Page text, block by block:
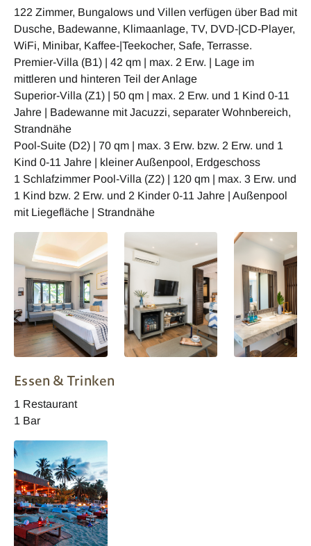
122 Zimmer, Bungalows und Villen verfügen über Bad mit
Dusche, Badewanne, Klimaanlage, TV, DVD-|CD-Player,
WiFi, Minibar, Kaffee-|Teekocher, Safe, Terrasse.
Premier-Villa (B1) | 42 qm | max. 2 Erw. | Lage im
mittleren und hinteren Teil der Anlage
Superior-Villa (Z1) | 50 qm | max. 2 Erw. und 1 Kind 0-11
Jahre | Badewanne mit Jacuzzi, separater Wohnbereich,
Strandnähe
Pool-Suite (D2) | 70 qm | max. 3 Erw. bzw. 2 Erw. und 1
Kind 0-11 Jahre | kleiner Außenpool, Erdgeschoss
1 Schlafzimmer Pool-Villa (Z2) | 120 qm | max. 3 Erw. und
1 Kind bzw. 2 Erw. und 2 Kinder 0-11 Jahre | Außenpool
mit Liegefläche | Strandnähe
Essen & Trinken
1 Restaurant
1 Bar